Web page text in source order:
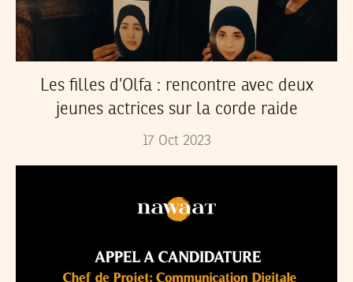
Les filles d’Olfa : rencontre avec deux
jeunes actrices sur la corde raide
17 Oct 2023